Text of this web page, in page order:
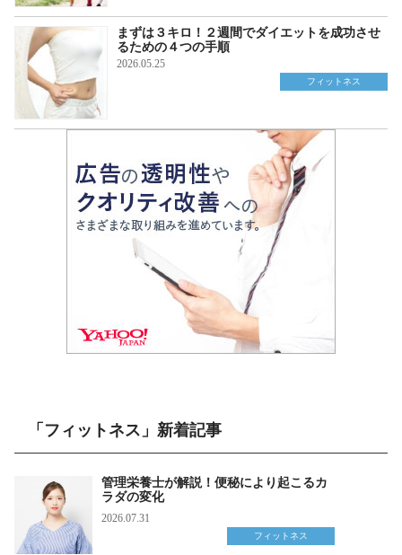
まずは３キロ！２週間でダイエットを成功させ
るための４つの手順
2026.05.25
フィットネス
「フィットネス」新着記事
管理栄養士が解説！便秘により起こるカ
ラダの変化
2026.07.31
フィットネス